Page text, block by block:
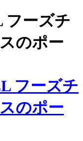
フーズチ
のポー